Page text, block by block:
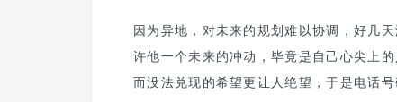
因为异地，对未来的规划难以协调，好几
许他一个未来的冲动，毕竟是自己心尖上
而没法兑现的希望更让人绝望，于是电话